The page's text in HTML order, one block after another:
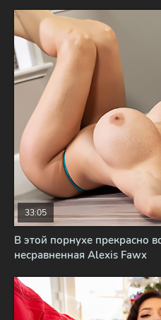
В этой порнухе прекрасно
несравненная Alexis Fawx
33:05